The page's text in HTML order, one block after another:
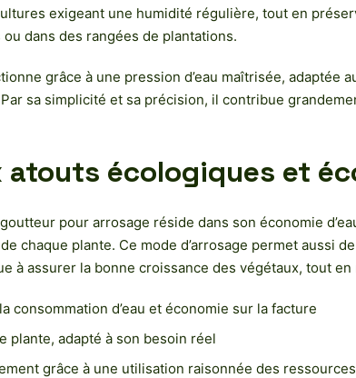
exigeant une humidité régulière, tout en
dans des rangées de plantations.
grâce à une pression d’eau maîtrisée,
sa simplicité et sa précision, il contribue
atouts écologiques et
goutteur pour arrosage réside dans son économie
chaque plante. Ce mode d’arrosage permet aussi
à assurer la bonne croissance des végétaux, tout
consommation d’eau et économie sur la facture
plante, adapté à son besoin réel
grâce à une utilisation raisonnée des ressources